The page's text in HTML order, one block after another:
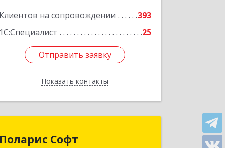
Клиентов на сопровождении
393
1С:Специалист
25
Отправить заявку
Показать контакты
Подробнее
Отправить заявку
Назад
Поларис Софт